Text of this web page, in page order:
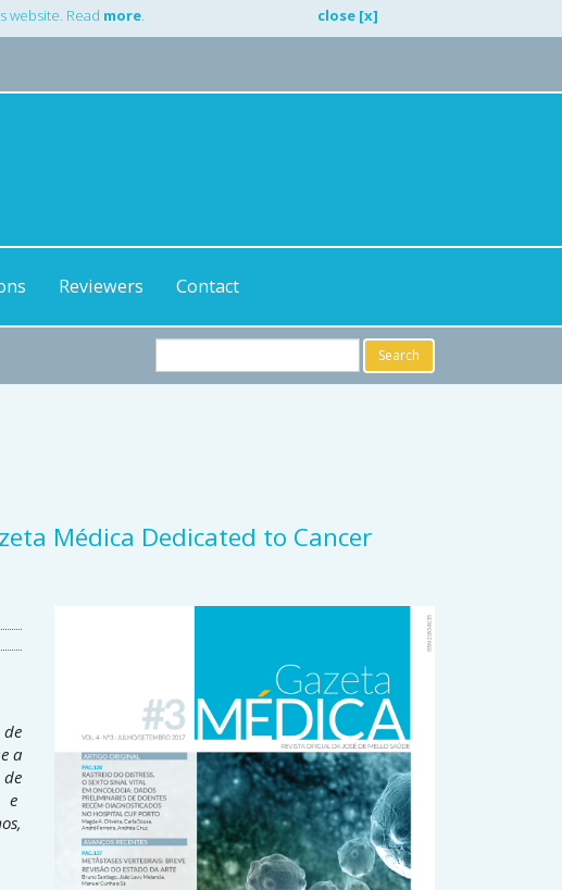
website. Read more. close [x]
Reviewers Contact
Search
Médica Dedicated to Cancer
a
e